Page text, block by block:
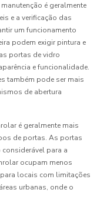
é geralmente
e a verificação das
um funcionamento
podem exigir pintura e
portas de vidro
e funcionalidade.
também pode ser mais
de abertura
é geralmente mais
de portas. As portas
para a
ocupam menos
locais com limitações
urbanas, onde o